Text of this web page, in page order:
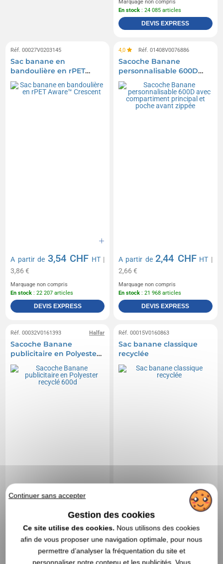
Marquage non compris
En stock : 24 085 articles
DEVIS EXPRESS
Réf. 00027V0203145
Sac banane en
bandoulière en rPET
Aware™ Crescent
A partir de 3,54 CHF HT|
3,86 €
Marquage non compris
En stock : 22 207 articles
DEVIS EXPRESS
4,0 Réf. 01408V0076886
Sacoche Banane
personnalisable 600D
avec compartiment
principal et poche avant
zippée
A partir de2,44 CHF HT |
2,66 €
Marquage non compris
En stock : 21 968 articles
DEVIS EXPRESS
Halfar
Réf. 00032V0161393
Sacoche Banane
publicitaire en Polyester
recyclé 600d
A partir de5,38 CHF HT|
Réf. 00015V0160863
Sac banane classique
recyclée
A partir de5,01 CHFHT
5,46 €
Continuer sans accepter
Gestion des cookies
Ce site utilise des cookies. Nous utilisons des cookies
afin de vous proposer une navigation optimale, pour nous
permettre d’analyser la fréquentation du site et
personnaliser notre contenu et les publicités. Vous